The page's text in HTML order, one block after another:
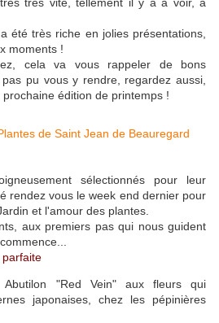
été très riche en jolies présentations,
moments !
cela va vous rappeler de bons
pu vous y rendre, regardez aussi,
édition de printemps !
sélectionnés pour leur
rendez vous le week end dernier pour
et l'amour des plantes.
aux premiers pas qui nous guident
parfaite
"Red Vein" aux fleurs qui
japonaises, chez les pépinières